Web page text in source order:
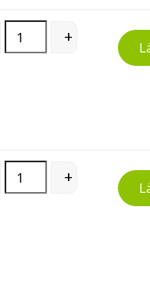
Höj- och sänkbart
+
Höj- och sänkbart
+